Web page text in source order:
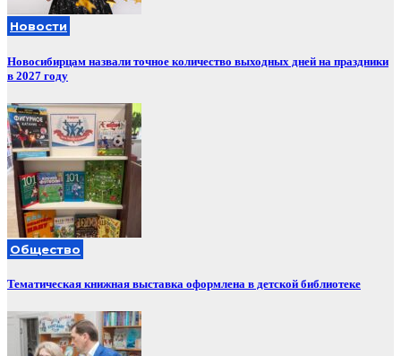
Новости
Новосибирцам назвали точное количество выходных дней на праздники
в 2027 году
Общество
Тематическая книжная выставка оформлена в детской библиотеке